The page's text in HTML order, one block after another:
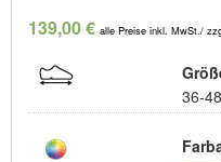
139,00 € alle Preise inkl. MwSt./
36-48